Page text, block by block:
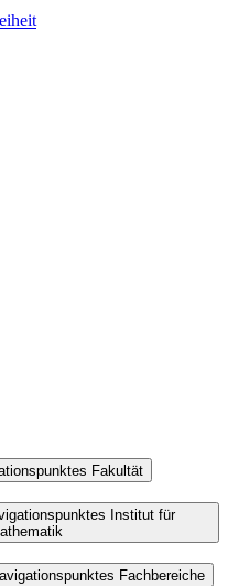
Fakultät
Institut für
Fachbereiche